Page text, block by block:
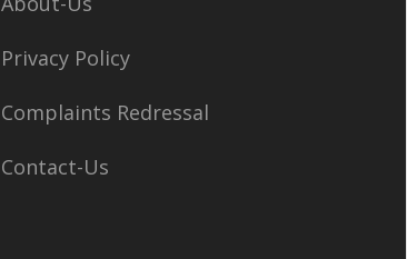
Privacy Policy
Complaints Redressal
Contact-Us